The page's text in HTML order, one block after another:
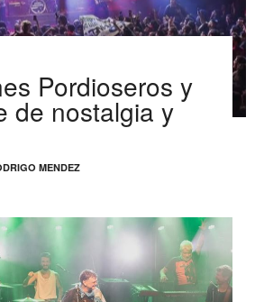
Pordioseros y
de nostalgia y
MENDEZ